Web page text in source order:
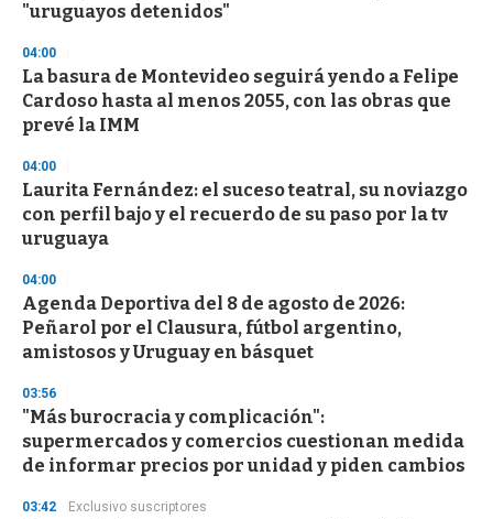
"uruguayos detenidos"
04:00
La basura de Montevideo seguirá yendo a Felipe
Cardoso hasta al menos 2055, con las obras que
prevé la IMM
04:00
Laurita Fernández: el suceso teatral, su noviazgo
con perfil bajo y el recuerdo de su paso por la tv
uruguaya
04:00
Agenda Deportiva del 8 de agosto de 2026:
Peñarol por el Clausura, fútbol argentino,
amistosos y Uruguay en básquet
03:56
"Más burocracia y complicación":
supermercados y comercios cuestionan medida
de informar precios por unidad y piden cambios
03:42 Exclusivo suscriptores